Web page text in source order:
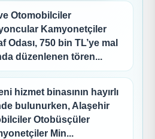
Otomobilciler
Kamyonetçiler
Odası, 750 bin TL’ye mal
düzenlenen tören...
hizmet binasının hayırlı
bulunurken, Alaşehir
Otobüsçüler
Min...